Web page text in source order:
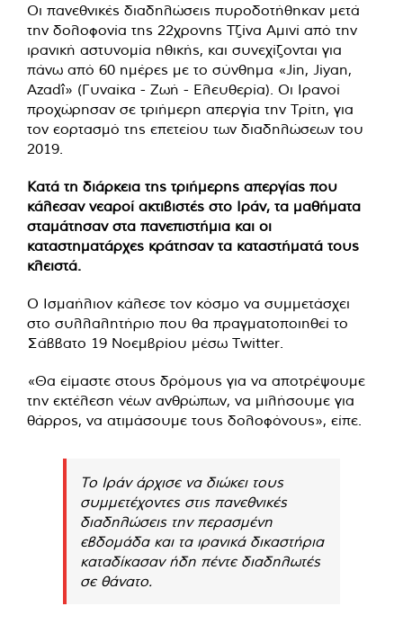
Οι πανεθνικές διαδηλώσεις πυροδοτήθηκαν μετά
την δολοφονία της 22χρονης Τζίνα Αμινί από την
ιρανική αστυνομία ηθικής, και συνεχίζονται για
πάνω από 60 ημέρες με το σύνθημα «Jin, Jiyan,
Azadî» (Γυναίκα - Ζωή - Ελευθερία). Οι Ιρανοί
προχώρησαν σε τριήμερη απεργία την Τρίτη, για
τον εορτασμό της επετείου των διαδηλώσεων του
2019.
Κατά τη διάρκεια της τριήμερης απεργίας που
κάλεσαν νεαροί ακτιβιστές στο Ιράν, τα μαθήματα
σταμάτησαν στα πανεπιστήμια και οι
καταστηματάρχες κράτησαν τα καταστήματά τους
κλειστά.
Ο Ισμαήλιον κάλεσε τον κόσμο να συμμετάσχει
στο συλλαλητήριο που θα πραγματοποιηθεί το
Σάββατο 19 Νοεμβρίου μέσω Twitter.
«Θα είμαστε στους δρόμους για να αποτρέψουμε
την εκτέλεση νέων ανθρώπων, να μιλήσουμε για
θάρρος, να ατιμάσουμε τους δολοφόνους», είπε.
Το Ιράν άρχισε να διώκει τους
συμμετέχοντες στις πανεθνικές
διαδηλώσεις την περασμένη
εβδομάδα και τα ιρανικά δικαστήρια
καταδίκασαν ήδη πέντε διαδηλωτές
σε θάνατο.